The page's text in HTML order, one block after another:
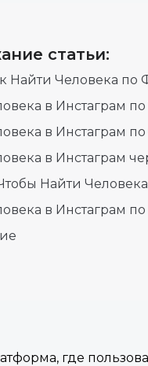
статьи:
Найти Человека
в Инстаграм
в Инстаграм
в Инстаграм
Найти
в Инстаграм
где